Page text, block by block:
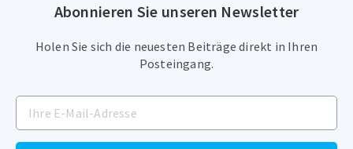
Abonnieren Sie unseren Newsletter
Holen Sie sich die neuesten Beiträge direkt in Ihren
Posteingang.